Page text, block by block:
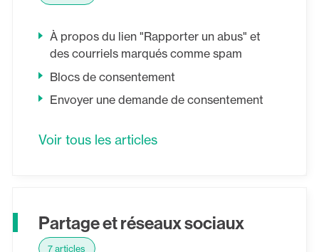
À propos du lien "Rapporter un abus" et
des courriels marqués comme spam
Blocs de consentement
Envoyer une demande de consentement
Voir tous les articles
Partage et réseaux sociaux
7 articles